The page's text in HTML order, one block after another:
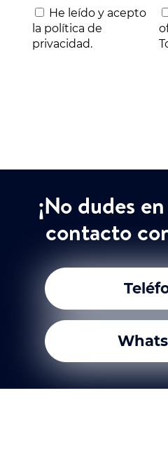
He leído y acepto
la política de
privacidad.
¡No dudes
contacto